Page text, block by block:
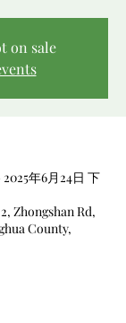
on sale
年6月24日 下
Zhongshan Rd,
County,